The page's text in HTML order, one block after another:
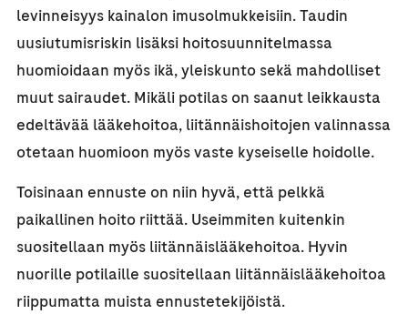
levinneisyys kainalon imusolmukkeisiin. Taudin
uusiutumisriskin lisäksi hoitosuunnitelmassa
huomioidaan myös ikä, yleiskunto sekä mahdolliset
muut sairaudet. Mikäli potilas on saanut leikkausta
edeltävää lääkehoitoa, liitännäishoitojen valinnassa
otetaan huomioon myös vaste kyseiselle hoidolle.
Toisinaan ennuste on niin hyvä, että pelkkä
paikallinen hoito riittää. Useimmiten kuitenkin
suositellaan myös liitännäislääkehoitoa. Hyvin
nuorille potilaille suositellaan liitännäislääkehoitoa
riippumatta muista ennustetekijöistä.